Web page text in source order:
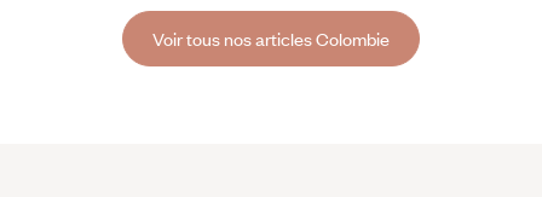
pirarucu amazonien, embarquez pour une savoureuse plongée dans la
gastronomie colombienne.Voir tous nos articles Colombie